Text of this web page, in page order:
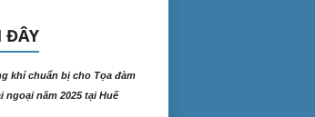
ĐÂY
khí chuẩn bị cho Tọa đàm
ngoại năm 2025 tại Huế